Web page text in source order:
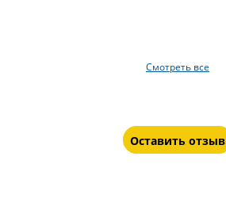
Смотреть все
Оставить отзыв